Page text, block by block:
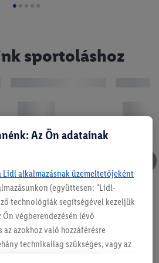
sportoláshoz
Az Ön adatainak
alkalmazásnak üzemeltetőjeként
(együttesen: "Lidl-
technológiák segítségével kezeljük
végberendezésén lévő
azokhoz való hozzáférésre
technikailag szükséges, vagy az